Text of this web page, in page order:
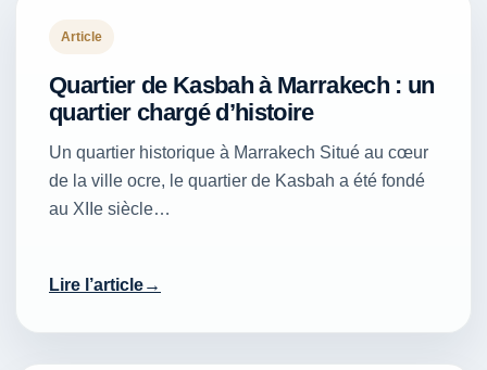
Article
Quartier de Kasbah à Marrakech : un
quartier chargé d’histoire
Un quartier historique à Marrakech Situé au cœur
de la ville ocre, le quartier de Kasbah a été fondé
au XIIe siècle…
Lire l’article